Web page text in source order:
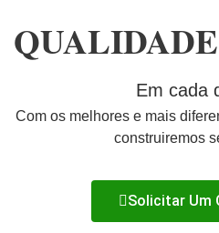
Em cada
Com os melhores e mais
construiremos
Solicitar Um